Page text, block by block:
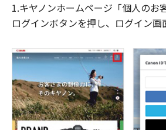
1.キヤノンホームページ「個人のお
ログインボタンを押し、ログイン画